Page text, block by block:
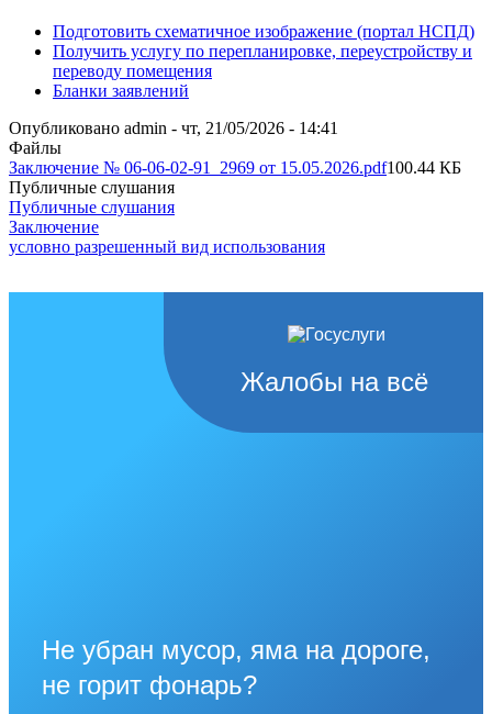
Полезные
ссылки
Подготовить схематичное изображение (портал НСПД)
Получить услугу по перепланировке, переустройству и
переводу помещения
Бланки заявлений
Опубликовано admin - чт, 21/05/2026 - 14:41
Файлы
Заключение № 06-06-02-91_2969 от 15.05.2026.pdf100.44 КБ
Публичные слушания
Публичные слушания
Заключение
условно разрешенный вид использования
Жалобы на всё
Не убран мусор, яма на дороге,
не горит фонарь?